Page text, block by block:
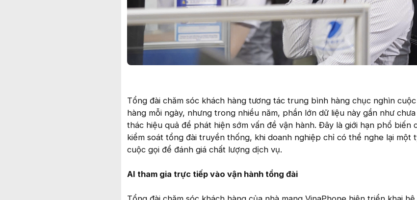
Tổng đài chăm sóc khách hàng tương tác trung bình hàng chục nghìn
hàng mỗi ngày, nhưng trong nhiều năm, phần lớn dữ liệu này gần như
thác hiệu quả để phát hiện sớm vấn đề vận hành. Đây là giới hạn phổ biến
kiểm soát tổng đài truyền thống, khi doanh nghiệp chỉ có thể nghe lại một
cuộc gọi để đánh giá chất lượng dịch vụ.
AI tham gia trực tiếp vào vận hành tổng đài